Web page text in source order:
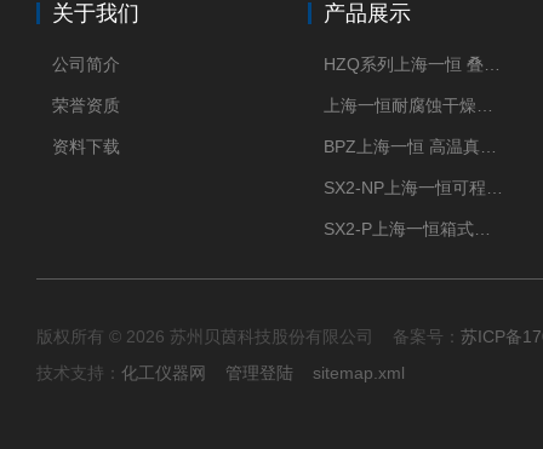
关于我们
公司简介
荣誉资质
资料下载
产品展示
版权所有 © 2026 苏州贝茵科技股份有限公司 备案号： 苏ICP备
技术支持： 化工仪器网 管理登陆 sitemap.xml